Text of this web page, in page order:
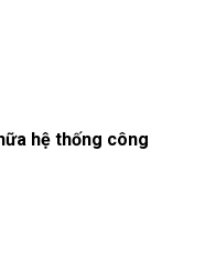
hệ thống công